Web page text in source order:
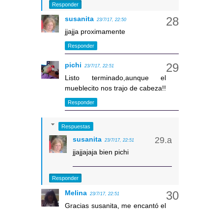
Responder
susanita 23/7/17, 22:50
jjajja proximamente
Responder
pichi 23/7/17, 22:51
Listo terminado,aunque el
mueblecito nos trajo de cabeza!!
Responder
Respuestas
susanita 23/7/17, 22:51
jjajjajaja bien pichi
Responder
Melina 23/7/17, 22:51
Gracias susanita, me encantó el